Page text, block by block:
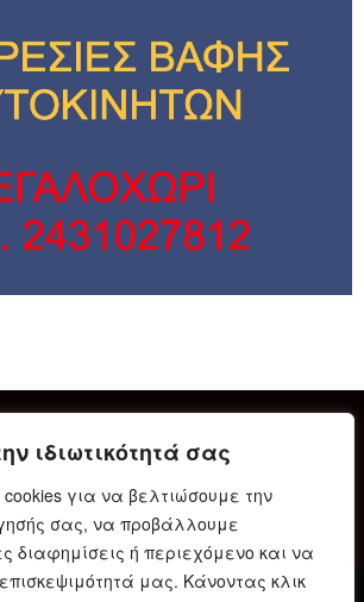
ιδιωτικότητά σας
για να βελτιώσουμε την
σας, να προβάλλουμε
διαφημίσεις ή περιεχόμενο και να
μας. Κάνοντας κλικ